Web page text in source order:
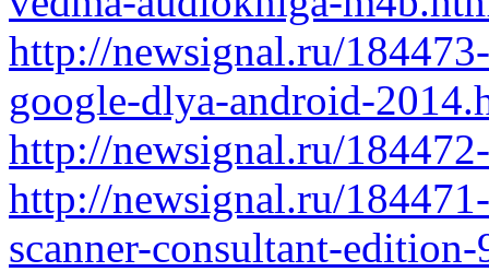
http://newsignal.ru/
google-dlya-android-
http://newsignal.ru/
http://newsignal.ru/
scanner-consultant-